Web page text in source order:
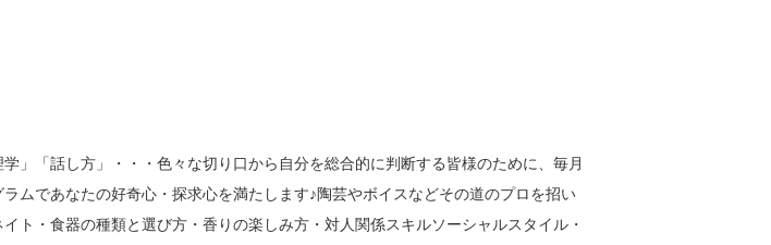
」「話し方」・・・色々な切り口から自分を総合的に判断する皆様のために、毎月
ムであなたの好奇心・探求心を満たします♪陶芸やボイスなどその道のプロを招い
ト・食器の種類と選び方・香りの楽しみ方・対人関係スキルソーシャルスタイル・